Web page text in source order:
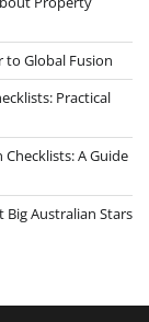
to Global Fusion
Practical
A Guide
Big Australian Stars